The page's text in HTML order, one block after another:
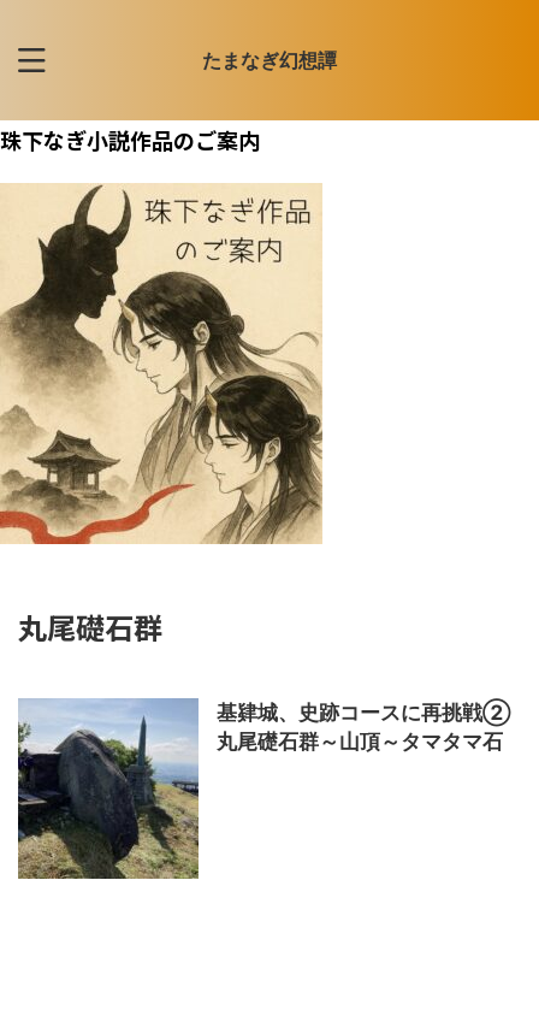
たまなぎ幻想譚
珠下なぎ小説作品のご案内
丸尾礎石群
基肄城、史跡コースに再挑戦②
丸尾礎石群～山頂～タマタマ石